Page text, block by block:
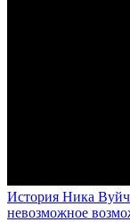
История Ника
невозможное